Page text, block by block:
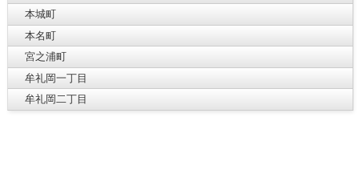
本城町
本名町
宮之浦町
牟礼岡一丁目
牟礼岡二丁目